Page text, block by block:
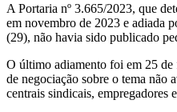
A Portaria nº 3.665/2023, que
em novembro de 2023 e adiada
(29), não havia sido publicado
O último adiamento foi em 25 de
de negociação sobre o tema não
centrais sindicais, empregadores